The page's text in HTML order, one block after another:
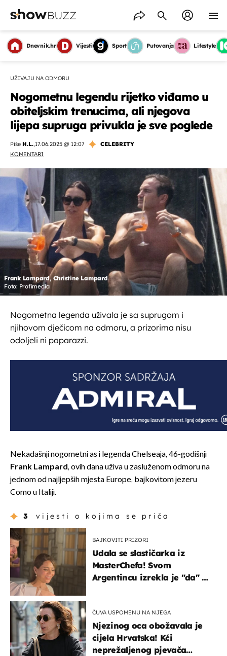
Dnevnik.hr Vijesti Sport Putovanja Lifestyle
UŽIVAJU NA ODMORU
Nogometnu legendu rijetko viđamo u
obiteljskim trenucima, ali njegova
lijepa supruga privukla je sve poglede
Piše H.L.,17.06.2025 @ 12:07
CELEBRITY
KOMENTARI
Frank Lampard, Christine Lampard
Foto: Profimedia
Nogometna legenda uživala je sa suprugom i
njihovom dječicom na odmoru, a prizorima nisu
odoljeli ni paparazzi.
Nekadašnji nogometni as i legenda Chelseaja, 46-godišnji
Frank Lampard, ovih dana uživa u zasluženom odmoru na
jednom od najljepših mjesta Europe, bajkovitom jezeru
Como u Italiji.
3 vijesti o kojima se priča
BAJKOVITI PRIZORI
Udala se slastičarka iz
MasterChefa! Svom
Argentincu izrekla je "da" u
ČUVA USPOMENU NA NJEGA
Njezinog oca obožavala je
cijela Hrvatska! Kći
neprežaljenog pjevača
OMOGUĆI OBAVIJESTI